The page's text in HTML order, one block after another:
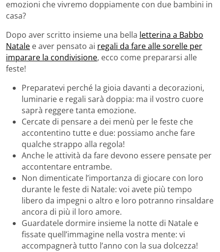
emozioni che vivremo doppiamente con due bambini in
casa?
Dopo aver scritto insieme una bella letterina a Babbo
Natale e aver pensato ai regali da fare alle sorelle per
imparare la condivisione, ecco come prepararsi alle
feste!
Preparatevi perché la gioia davanti a decorazioni,
luminarie e regali sarà doppia: ma il vostro cuore
saprà reggere tanta emozione.
Cercate di pensare a dei menù per le feste che
accontentino tutte e due: possiamo anche fare
qualche strappo alla regola!
Anche le attività da fare devono essere pensate per
accontentare entrambe.
Non dimenticate l’importanza di giocare con loro
durante le feste di Natale: voi avete più tempo
libero da impegni o altro e loro potranno rinsaldare
ancora di più il loro amore.
Guardatele dormire insieme la notte di Natale e
fissate quell’immagine nella vostra mente: vi
accompagnerà tutto l’anno con la sua dolcezza!